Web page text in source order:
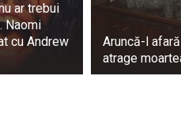
Fără trucuri secrete.
fără cartele SIM în
ar trebui
Naomi
cu Andrew
Aruncă-l
atrage